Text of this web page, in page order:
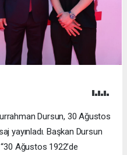
Dursun, 30 Ağustos
yayınladı. Başkan Dursun
Ağustos 1922’de